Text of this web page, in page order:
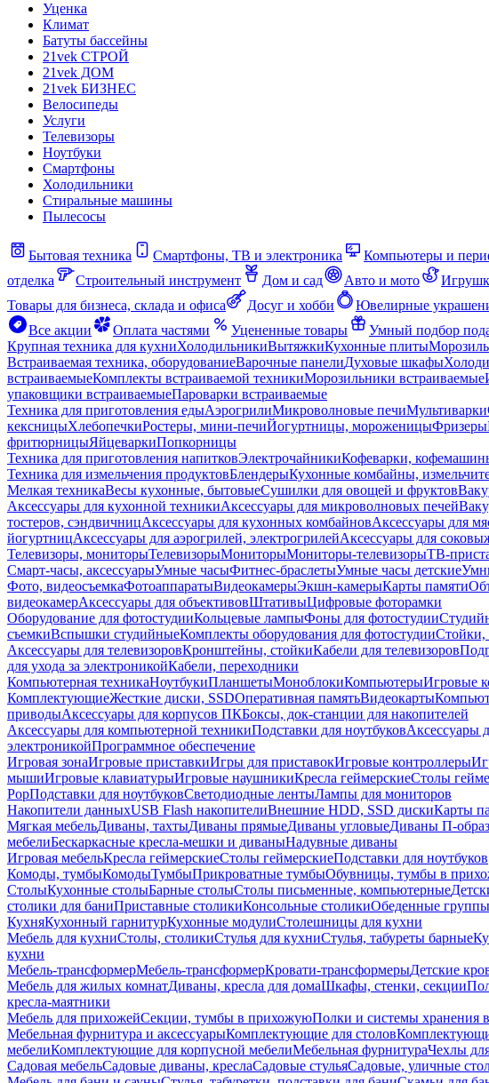
Уценка
Климат
Батуты бассейны
21vek СТРОЙ
21vek ДОМ
21vek БИЗНЕС
Велосипеды
Услуги
Телевизоры
Ноутбуки
Смартфоны
Холодильники
Стиральные машины
Пылесосы
Бытовая техника Смартфоны, ТВ и электроника Компьютеры и
отделка
Строительный инструмент Дом и сад Авто и мото
Товары для бизнеса, склада и офиса
Досуг и хобби Ювелирные
Все акции
Оплата частями Уцененные товары Умный подбор
Крупная техника для кухниХолодильникиВытяжкиКухонные плиты
Встраиваемая техника, оборудованиеВарочные панелиДуховые шкафы
встраиваемыеКомплекты встраиваемой техникиМорозильники встраиваемые
упаковщики встраиваемыеПароварки встраиваемые
Техника для приготовления едыАэрогрилиМикроволновые печиМультиварки
кексницыХлебопечкиРостеры, мини-печиЙогуртницы, мороженицыФризеры
фритюрницыЯйцеваркиПопкорницы
Техника для приготовления напитковЭлектрочайникиКофеварки,
Техника для измельчения продуктовБлендерыКухонные комбайны,
Мелкая техникаВесы кухонные, бытовыеСушилки для овощей и фруктов
Аксессуары для кухонной техникиАксессуары для микроволновых печей
тостеров, сэндвичницАксессуары для кухонных комбайновАксессуары для
йогуртницАксессуары для аэрогрилей, электрогрилейАксессуары для
Телевизоры, мониторыТелевизорыМониторыМониторы-телевизорыТВ-
Смарт-часы, аксессуарыУмные часыФитнес-браслетыУмные часы детские
Фото, видеосъемкаФотоаппаратыВидеокамерыЭкшн-камерыКарты памяти
видеокамерАксессуары для объективовШтативыЦифровые фоторамки
Оборудование для фотостудииКольцевые лампыФоны для фотостудии
съемкиВспышки студийныеКомплекты оборудования для фотостудииСтойки,
Аксессуары для телевизоровКронштейны, стойкиКабели для телевизоров
для ухода за электроникойКабели, переходники
Компьютерная техникаНоутбукиПланшетыМоноблокиКомпьютерыИгровые
КомплектующиеЖесткие диски, SSDОперативная памятьВидеокарты
приводыАксессуары для корпусов ПКБоксы, док-станции для накопителей
Аксессуары для компьютерной техникиПодставки для ноутбуковАксессуары
электроникойПрограммное обеспечение
Игровая зонаИгровые приставкиИгры для приставокИгровые контроллеры
мышиИгровые клавиатурыИгровые наушникиКресла геймерскиеСтолы
PopПодставки для ноутбуковСветодиодные лентыЛампы для мониторов
Накопители данныхUSB Flash накопителиВнешние HDD, SSD дискиКарты
Мягкая мебельДиваны, тахтыДиваны прямыеДиваны угловыеДиваны П-
мебелиБескаркасные кресла-мешки и диваныНадувные диваны
Игровая мебельКресла геймерскиеСтолы геймерскиеПодставки для ноутбуков
Комоды, тумбыКомодыТумбыПрикроватные тумбыОбувницы, тумбы в
СтолыКухонные столыБарные столыСтолы письменные, компьютерные
столики для баниПриставные столикиКонсольные столикиОбеденные группы
КухняКухонный гарнитурКухонные модулиСтолешницы для кухни
Мебель для кухниСтолы, столикиСтулья для кухниСтулья, табуреты барные
кухни
Мебель-трансформерМебель-трансформерКровати-трансформерыДетские
Мебель для жилых комнатДиваны, кресла для домаШкафы, стенки, секции
кресла-маятники
Мебель для прихожейСекции, тумбы в прихожуюПолки и системы хранения
Мебельная фурнитура и аксессуарыКомплектующие для столов
мебелиКомплектующие для корпусной мебелиМебельная фурнитураЧехлы
Садовая мебельСадовые диваны, креслаСадовые стульяСадовые, уличные